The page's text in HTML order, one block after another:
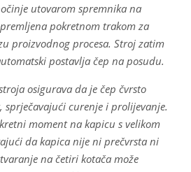
utovarom spremnika na
pokretnom trakom za
proizvodnog procesa. Stroj zatim
postavlja čep na posudu.
osigurava da je čep čvrsto
sprječavajući curenje i prolijevanje.
moment na kapicu s velikom
da kapica nije ni prečvrsta ni
na četiri kotača može